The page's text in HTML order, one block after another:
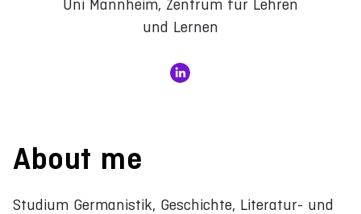
Uni Mannheim, Zentrum für Lehren
und Lernen
About me
Studium Germanistik, Geschichte, Literatur- und